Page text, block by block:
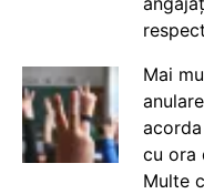
Mai
cu ora
Multe